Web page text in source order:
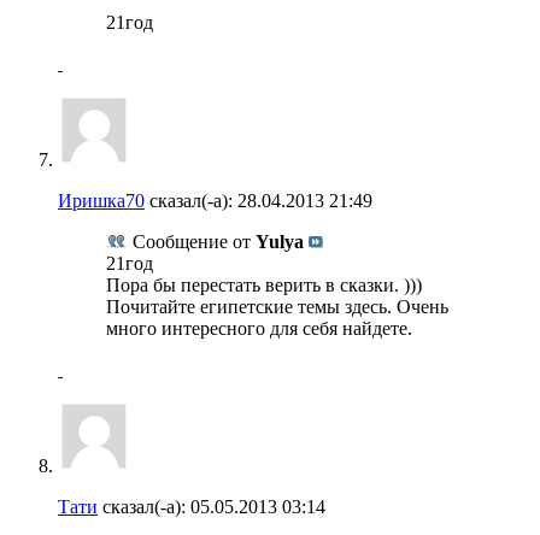
21год
Иришка70 сказал(-а): 28.04.2013 21:49
Сообщение от Yulya
21год
Пора бы перестать верить в сказки. )))
Почитайте египетские темы здесь. Очень
много интересного для себя найдете.
Тати сказал(-а): 05.05.2013 03:14